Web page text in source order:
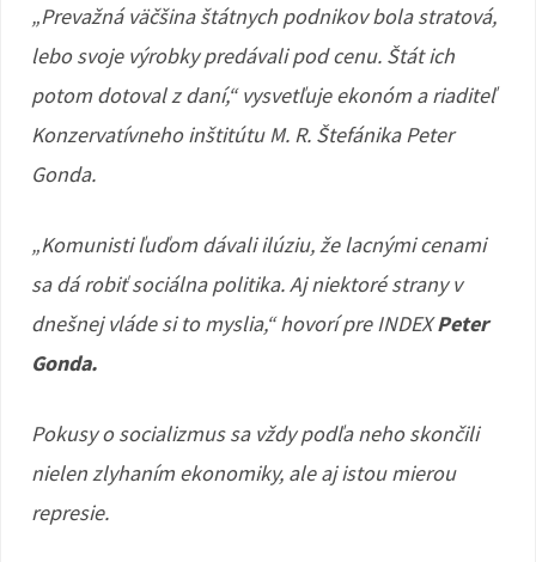
„Prevažná väčšina štátnych podnikov bola stratová,
lebo svoje výrobky predávali pod cenu. Štát ich
potom dotoval z daní,“ vysvetľuje ekonóm a riaditeľ
Konzervatívneho inštitútu M. R. Štefánika Peter
Gonda.
„Komunisti ľuďom dávali ilúziu, že lacnými cenami
sa dá robiť sociálna politika. Aj niektoré strany v
dnešnej vláde si to myslia,“ hovorí pre INDEXPeter
Gonda.
Pokusy o socializmus sa vždy podľa neho skončili
nielen zlyhaním ekonomiky, ale aj istou mierou
represie.